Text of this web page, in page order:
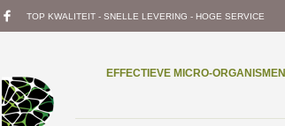
TOP KWALITEIT - SNELLE LEVERING - HOGE SERVICE
EFFECTIEVE MICRO-ORGANISMEN